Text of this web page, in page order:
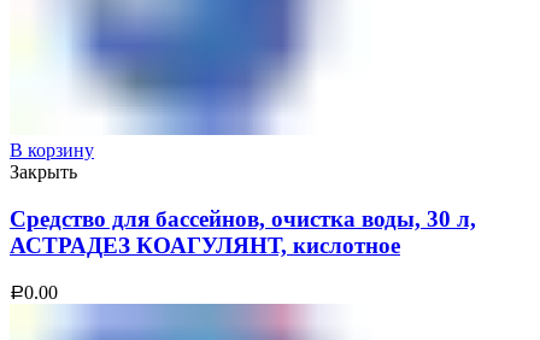
В корзину
Закрыть
Средство для бассейнов, очистка воды, 30 л,
АСТРАДЕЗ КОАГУЛЯНТ, кислотное
Р0.00